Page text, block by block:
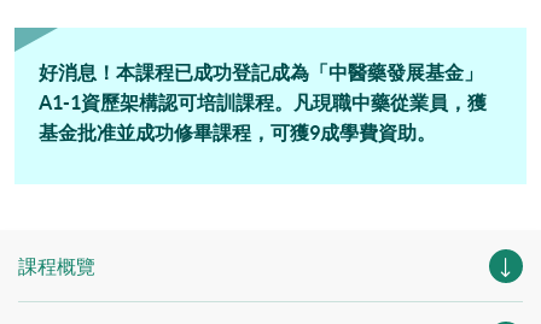
好消息！本課程已成功登記成為「中醫藥發展基金」
A1-1資歷架構認可培訓課程。凡現職中藥從業員，獲
基金批准並成功修畢課程，可獲9成學費資助。
課程概覽